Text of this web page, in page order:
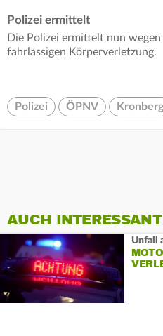
Polizei ermittelt
Die Polizei ermittelt nun
fahrlässigen Körperverletzung.
Polizei ÖPNV Kronberg
AUCH INTERESSANT
Unfall